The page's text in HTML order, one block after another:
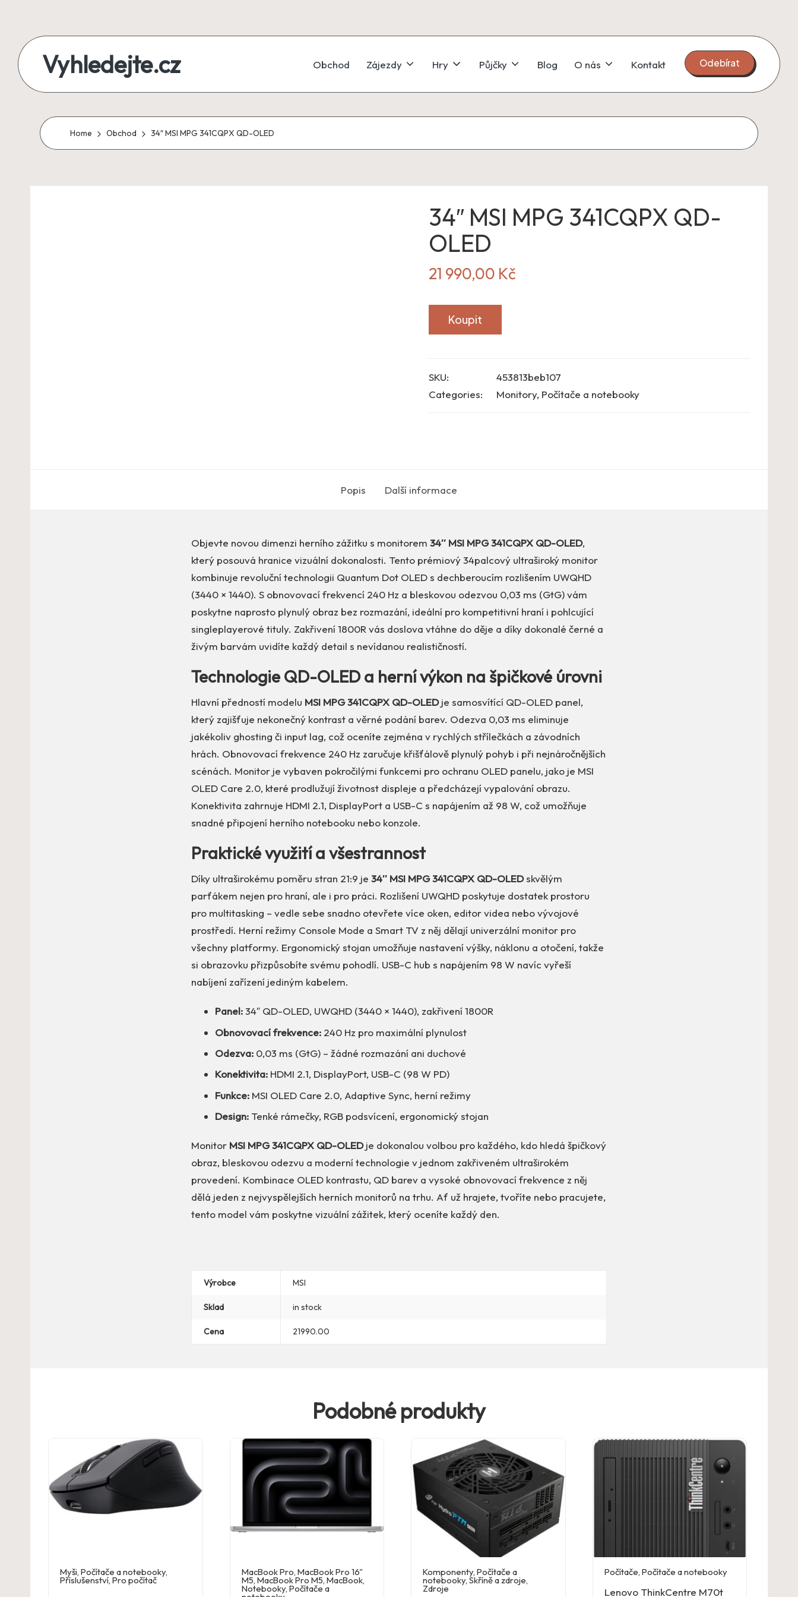
content
Vyhledejte.cz
produkty
i
Obchod Zájezdy Hry Půjčky Blog O nás Kontakt Odebírat
Home Obchod 34″ MSI MPG 341CQPX QD-OLED
34″ MSI MPG 341CQPX QD-
OLED
21 990,00 Kč
Koupit
SKU:
453813beb107
Categories:
Monitory, Počítače a notebooky
Popis Další informace
Objevte novou dimenzi herního zážitku s monitorem 34″ MSI MPG 341CQPX QD-OLED,
který posouvá hranice vizuální dokonalosti. Tento prémiový 34palcový ultraširoký monitor
kombinuje revoluční technologii Quantum Dot OLED s dechberoucím rozlišením UWQHD
(3440 × 1440). S obnovovací frekvencí 240 Hz a bleskovou odezvou 0,03 ms (GtG) vám
poskytne naprosto plynulý obraz bez rozmazání, ideální pro kompetitivní hraní i pohlcující
singleplayerové tituly. Zakřivení 1800R vás doslova vtáhne do děje a díky dokonalé černé a
živým barvám uvidíte každý detail s nevídanou realističností.
Technologie QD-OLED a herní výkon na špičkové úrovni
Hlavní předností modelu MSI MPG 341CQPX QD-OLEDje samosvítící QD-OLED panel,
který zajišťuje nekonečný kontrast a věrné podání barev. Odezva 0,03 ms eliminuje
jakékoliv ghosting či input lag, což oceníte zejména v rychlých střílečkách a závodních
hrách. Obnovovací frekvence 240 Hz zaručuje křišťálově plynulý pohyb i při nejnáročnějších
scénách. Monitor je vybaven pokročilými funkcemi pro ochranu OLED panelu, jako je MSI
OLED Care 2.0, které prodlužují životnost displeje a předcházejí vypalování obrazu.
Konektivita zahrnuje HDMI 2.1, DisplayPort a USB-C s napájením až 98 W, což umožňuje
snadné připojení herního notebooku nebo konzole.
Praktické využití a všestrannost
Díky ultraširokému poměru stran 21:9 je 34″ MSI MPG 341CQPX QD-OLEDskvělým
parťákem nejen pro hraní, ale i pro práci. Rozlišení UWQHD poskytuje dostatek prostoru
pro multitasking – vedle sebe snadno otevřete více oken, editor videa nebo vývojové
prostředí. Herní režimy Console Mode a Smart TV z něj dělají univerzální monitor pro
všechny platformy. Ergonomický stojan umožňuje nastavení výšky, náklonu a otočení, takže
si obrazovku přizpůsobíte svému pohodlí. USB-C hub s napájením 98 W navíc vyřeší
nabíjení zařízení jediným kabelem.
Panel:34″ QD-OLED, UWQHD (3440 × 1440), zakřivení 1800R
Obnovovací frekvence: 240 Hz pro maximální plynulost
Odezva: 0,03 ms (GtG) – žádné rozmazání ani duchové
Konektivita: HDMI 2.1, DisplayPort, USB-C (98 W PD)
Funkce: MSI OLED Care 2.0, Adaptive Sync, herní režimy
Design: Tenké rámečky, RGB podsvícení, ergonomický stojan
Monitor MSI MPG 341CQPX QD-OLEDje dokonalou volbou pro každého, kdo hledá špičkový
obraz, bleskovou odezvu a moderní technologie v jednom zakřiveném ultraširokém
provedení. Kombinace OLED kontrastu, QD barev a vysoké obnovovací frekvence z něj
dělá jeden z nejvyspělejších herních monitorů na trhu. Ať už hrajete, tvoříte nebo pracujete,
tento model vám poskytne vizuální zážitek, který oceníte každý den.
Výrobce MSI
Sklad in stock
Cena 21990.00
Podobné produkty
Myši, Počítače a notebooky,
Příslušenství, Pro počítač
MacBook Pro, MacBook Pro 16"
M5, MacBook Pro M5, MacBook,
Notebooky, Počítače a
Komponenty,Počítače a
notebooky,Skříně a zdroje,
Zdroje
Počítače, Počítače a notebooky
Lenovo ThinkCentre M70t